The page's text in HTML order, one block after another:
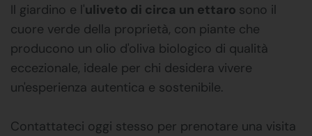
Il giardino e l'uliveto di circa un ettaro sono il
cuore verde della proprietà, con piante che
producono un olio d'oliva biologico di qualità
eccezionale, ideale per chi desidera vivere
un'esperienza autentica e sostenibile.
Contattateci oggi stesso per prenotare una visita